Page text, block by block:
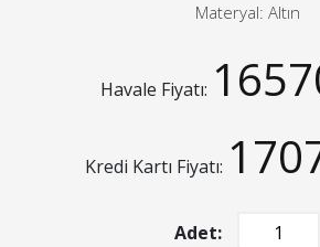
Materyal: Altın
Havale Fiyatı:
Kredi Kartı Fiyatı:
Adet: